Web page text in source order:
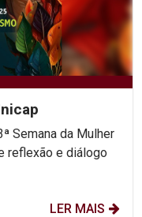
reflexão e diálogo
LER MAIS